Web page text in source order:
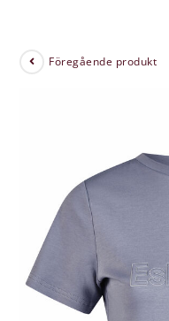
Föregående produkt